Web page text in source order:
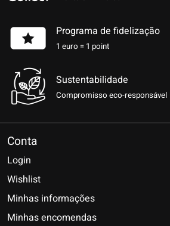
Programa de fidelização
1 euro = 1 point
Sustentabilidade
Compromisso eco-responsável
Conta
Login
Wishlist
Minhas informações
Minhas encomendas